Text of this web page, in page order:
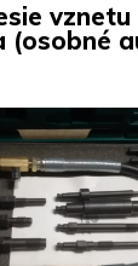
(osobné